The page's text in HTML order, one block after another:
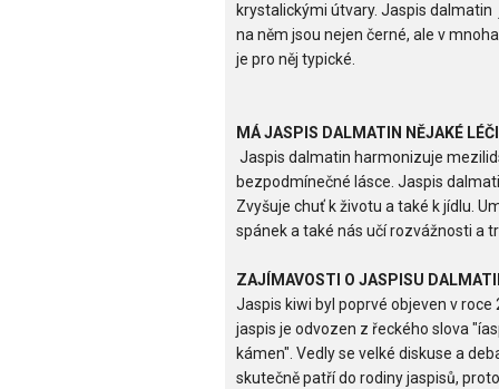
krystalickými útvary. Jaspis
na něm jsou nejen černé, ale v
je pro něj typické.
MÁ JASPIS DALMATIN NĚJAKÉ
Jaspis dalmatin harmonizuje
bezpodmínečné lásce. Jaspis
Zvyšuje chuť k životu a také k jídlu.
spánek a také nás učí rozvážnosti a
ZAJÍMAVOSTI O JASPISU
Jaspis kiwi byl poprvé objeven v
jaspis je odvozen z řeckého slova
kámen". Vedly se velké diskuse a
skutečně patří do rodiny jaspisů,